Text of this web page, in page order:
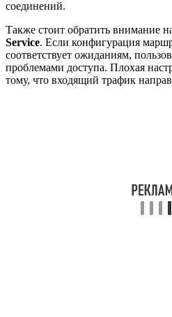
соединений.
Также стоит обратить внимание
Service. Если конфигурация
соответствует ожиданиям,
проблемами доступа. Плохая
тому, что входящий трафик